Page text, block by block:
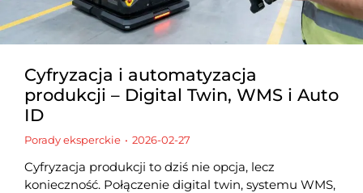
Cyfryzacja i automatyzacja
produkcji – Digital Twin, WMS i Auto
ID
Porady eksperckie 2026-02-27
Cyfryzacja produkcji to dziś nie opcja, lecz
konieczność. Połączenie digital twin, systemu WMS,